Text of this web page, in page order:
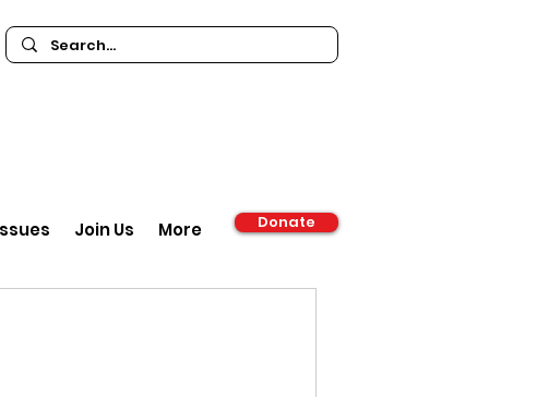
Join Us More Donate